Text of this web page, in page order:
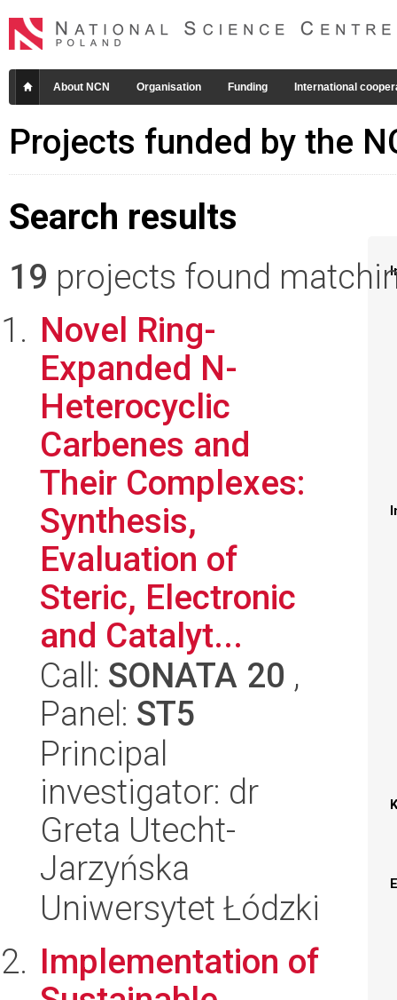
About NCN Organisation Funding International
Projects funded by the
Search results
19 projects found
Novel Ring-
Expanded N-
Heterocyclic
Carbenes and
Their Complexes:
Synthesis,
Evaluation of
Steric, Electronic
and Catalyt...
Call: SONATA 20 ,
Panel: ST5
Principal
investigator: dr
Greta Utecht-
Jarzyńska
Uniwersytet Łódzki
Implementation of